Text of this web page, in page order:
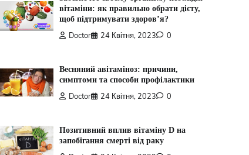
вітаміни: як правильно обрати дієту,
щоб підтримувати здоров’я?
Doctor
24 Квітня, 2023 0
Весняний авітаміноз: причини,
симптоми та способи профілактики
Doctor
24 Квітня, 2023 0
Позитивний вплив вітаміну D на
запобігання смерті від раку